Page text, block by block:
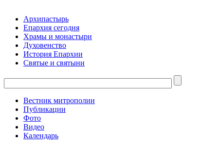
Архипастырь
Епархия сегодня
Храмы и монастыри
Духовенство
История Епархии
Святые и святыни
Вестник митрополии
Публикации
Фото
Видео
Календарь